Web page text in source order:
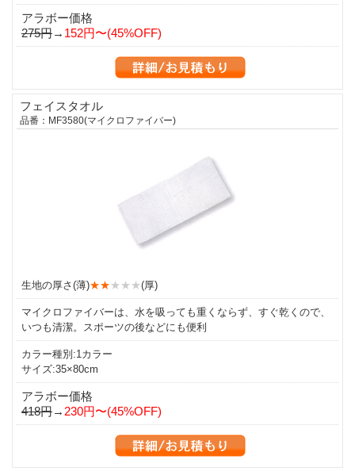
アラボー価格
275円→ 152円〜(45%OFF)
フェイスタオル
品番：MF3580(マイクロファイバー)
生地の厚さ(薄)★★★★★(厚)
マイクロファイバーは、水を吸っても重くならず、すぐ乾くので、
いつも清潔。スポーツの後などにも便利
カラー種別:1カラー
サイズ:35×80cm
アラボー価格
418円→ 230円〜(45%OFF)